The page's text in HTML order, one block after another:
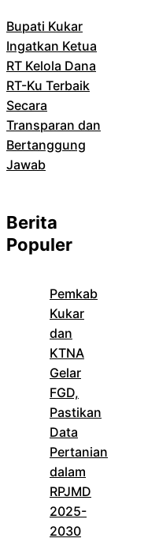
Bupati Kukar
Ingatkan Ketua
RT Kelola Dana
RT-Ku Terbaik
Secara
Transparan dan
Bertanggung
Jawab
Berita
Populer
Pemkab
Kukar
dan
KTNA
Gelar
FGD,
Pastikan
Data
Pertanian
dalam
RPJMD
2025-
2030